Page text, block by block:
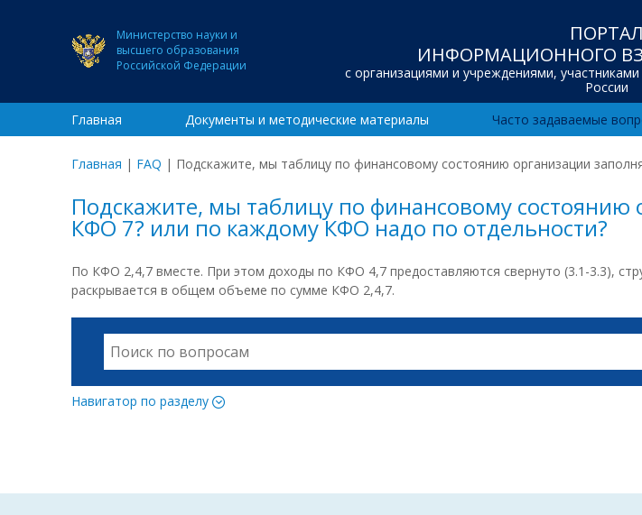
Министерство науки и
высшего образования
Российской Федерации
ПОРТАЛ
ИНФОРМАЦИОННОГО
с организациями и учреждениями,
России
Главная Документы и методические материалы Часто задаваемые
Главная | FAQ | Подскажите, мы таблицу по финансовому состоянию организации
Подскажите, мы таблицу по финансовому
КФО 7? или по каждому КФО надо по отдельности?
По КФО 2,4,7 вместе. При этом доходы по КФО 4,7 предоставляются свернуто (3.1-3.3),
раскрывается в общем объеме по сумме КФО 2,4,7.
Навигатор по разделу